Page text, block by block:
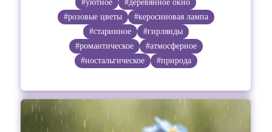
#уютное
#деревянное окно
#розовые цветы
#керосиновая лампа
#старинное
#гирлянды
#романтическое
#атмосферное
#ностальгическое
#природа